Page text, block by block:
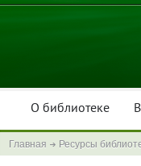
О библиотеке
Главная Ресурсы